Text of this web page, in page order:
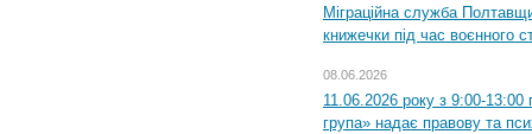
Міграційна служба
книжечки під час воєнного
08.06.2026
11.06.2026 року з 9:00-13:00
група» надає правову та